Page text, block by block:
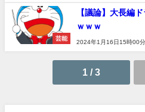
芸能
【議論】大長編
ｗｗｗ
2024年1月16日15時00分
1 / 3